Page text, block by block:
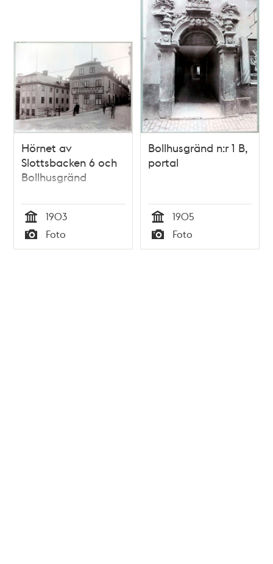
Hörnet av
Slottsbacken 6 och
Bollhusgränd
Tid
1903
Typ
Foto
Bollhusgränd n:r 1 B,
portal
Tid
1905
Typ
Foto